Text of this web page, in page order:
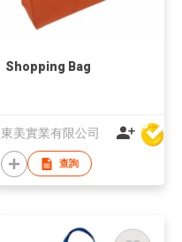
Shopping Bag
東美實業有限公司
查詢